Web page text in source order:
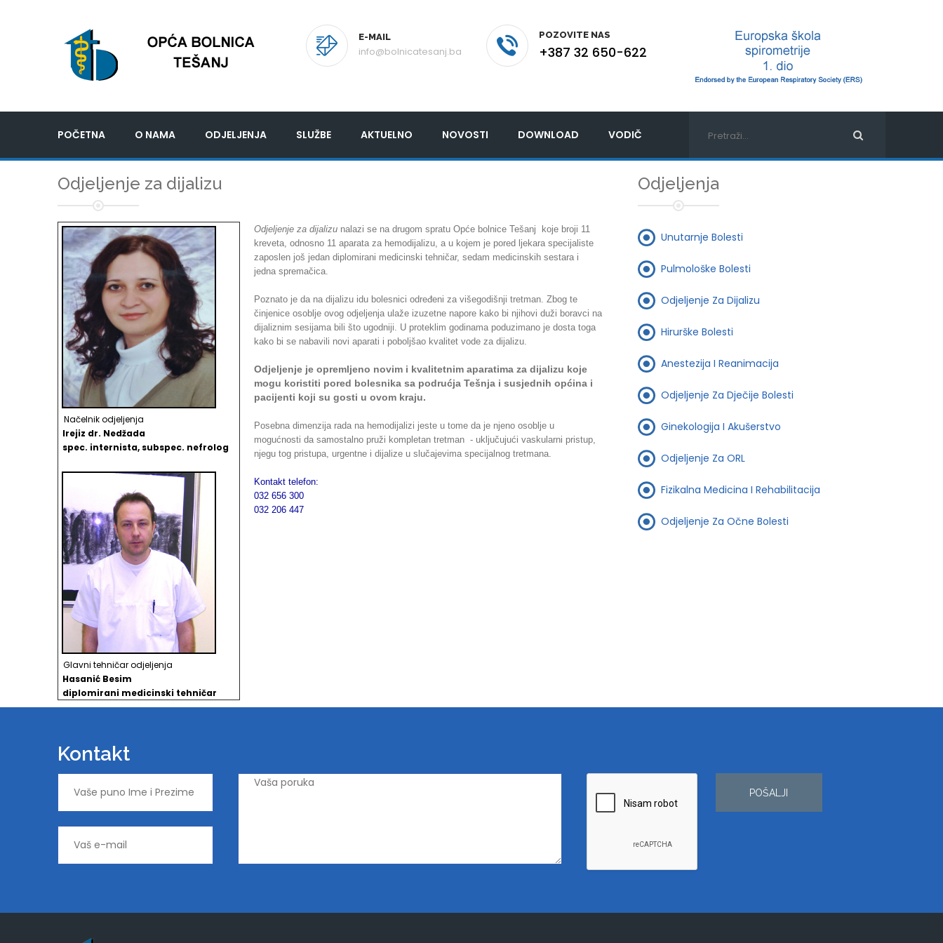
E-MAIL
info@bolnicatesanj.ba
POZOVITE NAS
+387 32 650-622
POČETNA O NAMA ODJELJENJA SLUŽBE AKTUELNO NOVOSTI DOWNLOAD VODIČ
Odjeljenje za dijalizu
Načelnik odjeljenja
Irejiz dr. Nedžada
spec. internista, subspec. nefrolog
Glavni tehničar odjeljenja
Hasanić Besim
diplomirani medicinski tehničar
Odjeljenje za dijalizu nalazi se na drugom spratu Opće bolnice Tešanj koje broji 11
kreveta, odnosno 11 aparata za hemodijalizu, a u kojem je pored ljekara specijaliste
zaposlen još jedan diplomirani medicinski tehničar, sedam medicinskih sestara i
jedna spremačica.
Poznato je da na dijalizu idu bolesnici određeni za višegodišnji tretman. Zbog te
činjenice osoblje ovog odjeljenja ulaže izuzetne napore kako bi njihovi duži boravci na
dijaliznim sesijama bili što ugodniji. U proteklim godinama poduzimano je dosta toga
kako bi se nabavili novi aparati i poboljšao kvalitet vode za dijalizu.
Odjeljenje je opremljeno novim i kvalitetnim aparatima za dijalizu koje
mogu koristiti pored bolesnika sa podrućja Tešnja i susjednih općina i
pacijenti koji su gosti u ovom kraju.
Posebna dimenzija rada na hemodijalizi jeste u tome da je njeno osoblje u
mogućnosti da samostalno pruži kompletan tretman - uključujući vaskularni pristup,
njegu tog pristupa, urgentne i dijalize u slučajevima specijalnog tretmana.
Kontakt telefon:
032 656 300
032 206 447
Odjeljenja
Unutarnje Bolesti
Pulmološke Bolesti
Odjeljenje Za Dijalizu
Hirurške Bolesti
Anestezija I Reanimacija
Odjeljenje Za Dječije Bolesti
Ginekologija I Akušerstvo
Odjeljenje Za ORL
Fizikalna Medicina I Rehabilitacija
Odjeljenje Za Očne Bolesti
Kontakt
POŠALJI